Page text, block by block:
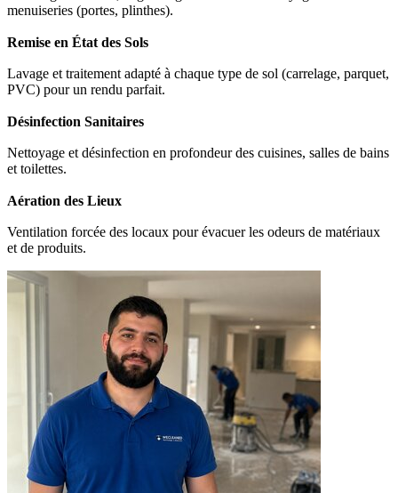
menuiseries (portes, plinthes).
Remise en État des Sols
Lavage et traitement adapté à chaque type de sol (carrelage, parquet,
PVC) pour un rendu parfait.
Désinfection Sanitaires
Nettoyage et désinfection en profondeur des cuisines, salles de bains
et toilettes.
Aération des Lieux
Ventilation forcée des locaux pour évacuer les odeurs de matériaux
et de produits.